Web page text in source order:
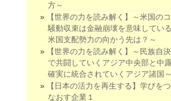
方～
【世界の力を読み解く】～米国の
騒動収束は金融崩壊を意味してい
米国支配勢力の向かう先は？～
【世界の力を読み解く】～民族自
で共闘していくアジア中央部と中
確実に統合されていくアジア諸国～
【日本の活力を再生する】学びを
なおす企業１